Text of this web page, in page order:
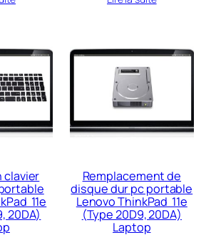
clavier
11e
20DA)
Remplacement de
disque dur pc portable
Lenovo ThinkPad 11e
(Type 20D9, 20DA)
Laptop